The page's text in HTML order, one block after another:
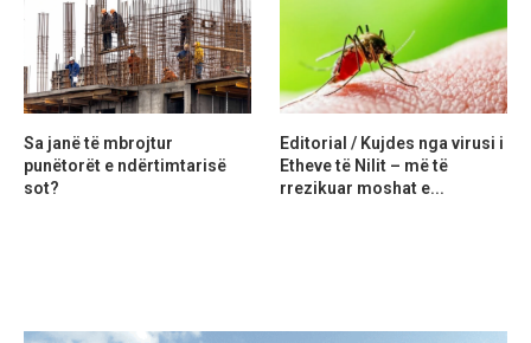
Sa janë të mbrojtur
punëtorët e ndërtimtarisë
sot?
Editorial / Kujdes nga virusi i
Etheve të Nilit – më të
rrezikuar moshat e...